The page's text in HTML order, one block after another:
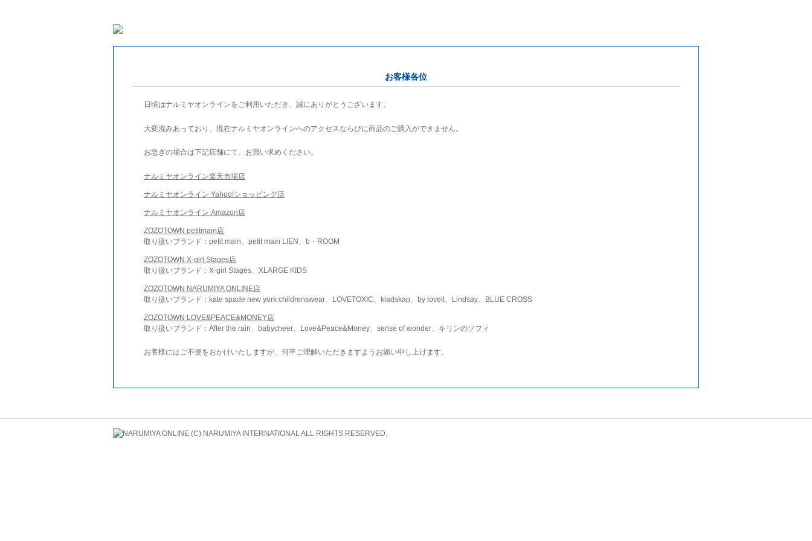
お客様各位
日頃はナルミヤオンラインをご利用いただき、誠にありがとうございます。
大変混みあっており、現在ナルミヤオンラインへのアクセスならびに商品のご購入ができません。
お急ぎの場合は下記店舗にて、お買い求めください。
ナルミヤオンライン楽天市場店
ナルミヤオンライン Yahoo!ショッピング店
ナルミヤオンライン Amazon店
ZOZOTOWN petitmain店
取り扱いブランド：petit main、petit main LIEN、b・ROOM
ZOZOTOWN X-girl Stages店
取り扱いブランド：X-girl Stages、XLARGE KIDS
ZOZOTOWN NARUMIYA ONLINE店
取り扱いブランド：kate spade new york childrenswear、LOVETOXIC、kladskap、by loveit、Lindsay、BLUE CROSS
ZOZOTOWN LOVE&PEACE&MONEY店
取り扱いブランド：After the rain、babycheer、Love&Peace&Money、sense of wonder、キリンのソフィ
お客様にはご不便をおかけいたしますが、何卒ご理解いただきますようお願い申し上げます。